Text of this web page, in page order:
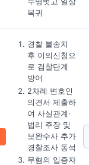
복귀
경찰 불송치
후 이의신청으
로 검찰단계
방어
2차례 변호인
의견서 제출하
여 사실관계·
법리 주장 및
보완수사 추가
경찰조사 동석
무혐의 입증자